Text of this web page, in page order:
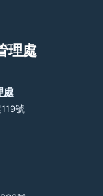
理處
處
號